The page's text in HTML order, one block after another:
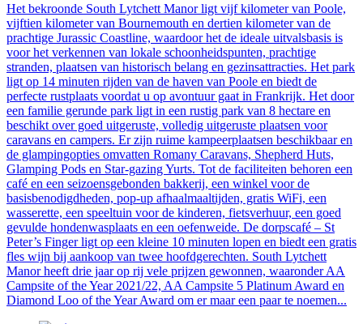
Het bekroonde South Lytchett Manor ligt vijf kilometer van Poole,
vijftien kilometer van Bournemouth en dertien kilometer van de
prachtige Jurassic Coastline, waardoor het de ideale uitvalsbasis is
voor het verkennen van lokale schoonheidspunten, prachtige
stranden, plaatsen van historisch belang en gezinsattracties. Het park
ligt op 14 minuten rijden van de haven van Poole en biedt de
perfecte rustplaats voordat u op avontuur gaat in Frankrijk. Het door
een familie gerunde park ligt in een rustig park van 8 hectare en
beschikt over goed uitgeruste, volledig uitgeruste plaatsen voor
caravans en campers. Er zijn ruime kampeerplaatsen beschikbaar en
de glampingopties omvatten Romany Caravans, Shepherd Huts,
Glamping Pods en Star-gazing Yurts. Tot de faciliteiten behoren een
café en een seizoensgebonden bakkerij, een winkel voor de
basisbenodigdheden, pop-up afhaalmaaltijden, gratis WiFi, een
wasserette, een speeltuin voor de kinderen, fietsverhuur, een goed
gevulde hondenwasplaats en een oefenweide. De dorpscafé – St
Peter’s Finger ligt op een kleine 10 minuten lopen en biedt een gratis
fles wijn bij aankoop van twee hoofdgerechten. South Lytchett
Manor heeft drie jaar op rij vele prijzen gewonnen, waaronder AA
Campsite of the Year 2021/22, AA Campsite 5 Platinum Award en
Diamond Loo of the Year Award om er maar een paar te noemen...